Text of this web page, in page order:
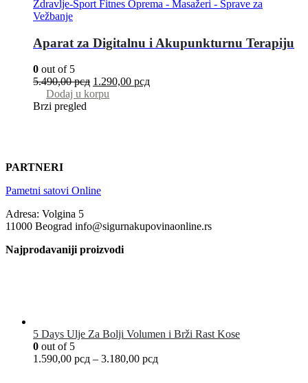
Zdravlje-Sport Fitnes Oprema - Masažeri - Sprave za
Vežbanje
Aparat za Digitalnu i Akupunkturnu Terapiju
0 out of 5
5.490,00рсд 1.290,00 рсд
Dodaj u korpu
Brzi pregled
PARTNERI
Pametni satovi Online
Adresa: Volgina 5
11000 Beograd info@sigurnakupovinaonline.rs
Najprodavaniji proizvodi
5 Days Ulje Za Bolji Volumen i Brži Rast Kose
0 out of 5
1.590,00 рсд – 3.180,00 рсд